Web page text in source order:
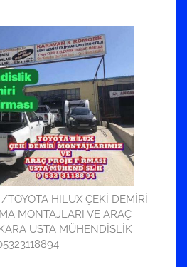
HILUX ÇEKİ DEMİRİ
MONTAJLARI VE ARAÇ
USTA MÜHENDİSLİK